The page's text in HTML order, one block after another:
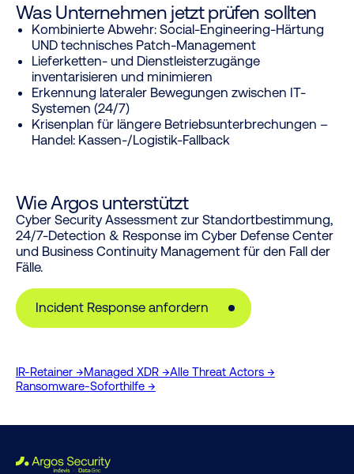
Was Unternehmen jetzt prüfen sollten
Kombinierte Abwehr: Social-Engineering-Härtung
UND technisches Patch-Management
Lieferketten- und Dienstleisterzugänge
inventarisieren und minimieren
Erkennung lateraler Bewegungen zwischen IT-
Systemen (24/7)
Krisenplan für längere Betriebsunterbrechungen –
Handel: Kassen-/Logistik-Fallback
Wie Argos unterstützt
Cyber Security Assessment zur Standortbestimmung,
24/7-Detection & Response im Cyber Defense Center
und Business Continuity Management für den Fall der
Fälle.
Incident Response anfordern
IR-Retainer →Managed XDR →Alle Threat Actors →
Ransomware-Soforthilfe →